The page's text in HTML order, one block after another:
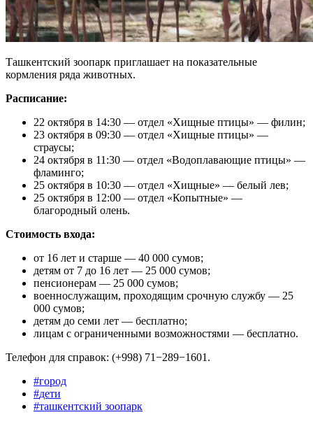
Ташкентский зоопарк приглашает на показательные
кормления ряда животных.
Расписание:
22 октября в 14:30 — отдел «Хищные птицы» — филин;
23 октября в 09:30 — отдел «Хищные птицы» —
страусы;
24 октября в 11:30 — отдел «Водоплавающие птицы» —
фламинго;
25 октября в 10:30 — отдел «Хищные» — белый лев;
25 октября в 12:00 — отдел «Копытные» —
благородный олень.
Cтоимость входа:
от 16 лет и старше — 40 000 сумов;
детям от 7 до 16 лет — 25 000 сумов;
пенсионерам — 25 000 сумов;
военнослужащим, проходящим срочную службу — 25
000 cумов;
детям до семи лет — бесплатно;
лицам с ограниченными возможностями — бесплатно.
Телефон для справок: (+998) 71−289−1601.
#город
#дети
#ташкентский зоопарк